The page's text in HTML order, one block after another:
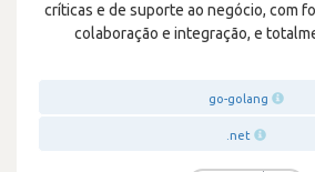
críticas e de suporte ao negócio, com
colaboração e integração, e
go-golang
.net